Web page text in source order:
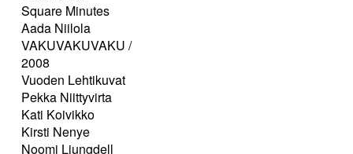
Square Minutes
Aada Niilola
VAKUVAKUVAKU /
2008
Vuoden Lehtikuvat
Pekka Niittyvirta
Kati Koivikko
Kirsti Nenye
Noomi Ljungdell